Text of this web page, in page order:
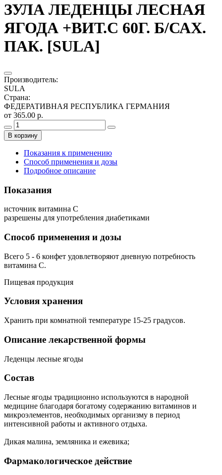
ЗУЛА ЛЕДЕНЦЫ ЛЕСНАЯ
ЯГОДА +ВИТ.С 60Г. Б/САХ.
ПАК. [SULA]
Производитель:
SULA
Страна:
ФЕДЕРАТИВНАЯ РЕСПУБЛИКА ГЕРМАНИЯ
от 365.00 р.
В корзину
Показания к применению
Способ применения и дозы
Подробное описание
Показания
источник витамина С
разрешены для употребления диабетиками
Способ применения и дозы
Всего 5 - 6 конфет удовлетворяют дневную потребность
витамина С.
Пищевая продукция
Условия хранения
Хранить при комнатной температуре 15-25 градусов.
Описание лекарственной формы
Леденцы лесные ягоды
Состав
Лесные ягоды традиционно используются в народной
медицине благодаря богатому содержанию витаминов и
микроэлементов, необходимых организму в период
интенсивной работы и активного отдыха.
Дикая малина, земляника и ежевика;
Фармакологическое действие